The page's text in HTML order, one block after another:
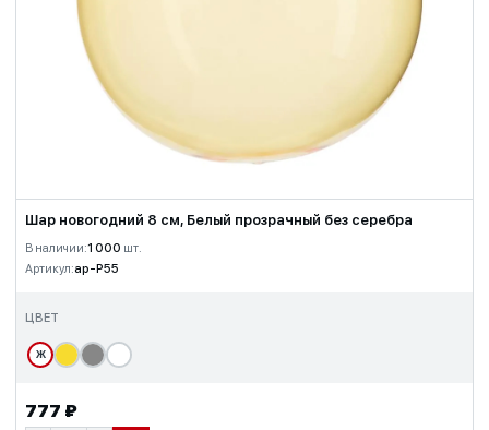
Шар новогодний 8 см, Белый прозрачный без серебра
В наличии:1 000 шт.
Артикул:ap-P55
ЦВЕТ
Ж
777 ₽